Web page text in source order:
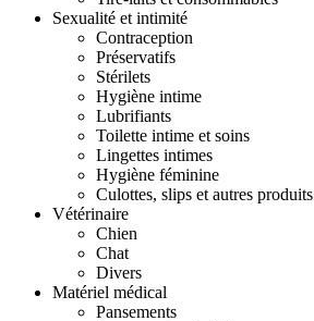
Sexualité et intimité
Contraception
Préservatifs
Stérilets
Hygiène intime
Lubrifiants
Toilette intime et soins
Lingettes intimes
Hygiène féminine
Culottes, slips et autres produits
Vétérinaire
Chien
Chat
Divers
Matériel médical
Pansements